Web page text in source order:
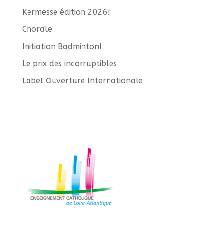
Kermesse édition 2026!
Chorale
Initiation Badminton!
Le prix des incorruptibles
Label Ouverture Internationale